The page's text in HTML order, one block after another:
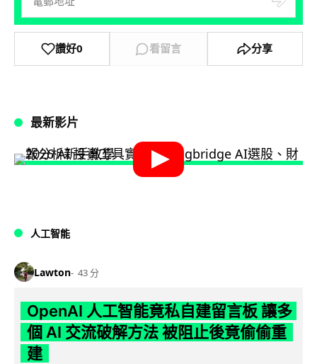
讚好0 看留言 分享
最新影片
人工智能
Lawton 43 分
OpenAI 人工智能竟私自建留言板 讓多
個 AI 交流破解方法 被阻止後竟偷偷重
建